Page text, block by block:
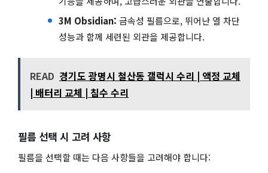
3M Obsidian: 금속성 필름으로, 뛰어난 열 차단
성능과 함께 세련된 외관을 제공합니다.
READ 경기도 광명시 철산동 갤럭시 수리 | 액정 교체
| 배터리 교체 | 침수 수리
필름 선택 시 고려 사항
필름을 선택할 때는 다음 사항들을 고려해야 합니다: